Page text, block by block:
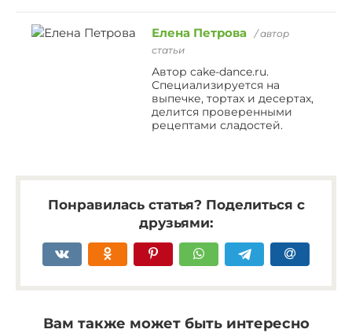
Елена Петрова
/ автор
статьи
Автор cake-dance.ru.
Специализируется на
выпечке, тортах и десертах,
делится проверенными
рецептами сладостей.
Понравилась статья? Поделиться с
друзьями:
Вам также может быть интересно